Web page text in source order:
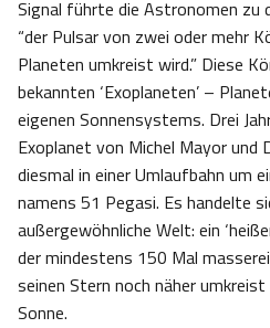
Signal führte die Astronomen zu
“der Pulsar von zwei oder mehr
Planeten umkreist wird.” Diese
bekannten ‘Exoplaneten’ –
eigenen Sonnensystems. Drei
Exoplanet von Michel Mayor und
diesmal in einer Umlaufbahn um
namens 51 Pegasi. Es handelte
außergewöhnliche Welt: ein
der mindestens 150 Mal
seinen Stern noch näher
Sonne.